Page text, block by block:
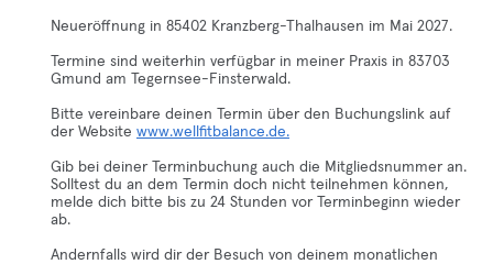
Neueröffnung in 85402 Kranzberg-Thalhausen im Mai 2027.
Termine sind weiterhin verfügbar in meiner Praxis in 83703
Gmund am Tegernsee-Finsterwald.
Bitte vereinbare deinen Termin über den Buchungslink auf
der Website www.wellfitbalance.de.
Gib bei deiner Terminbuchung auch die Mitgliedsnummer an.
Solltest du an dem Termin doch nicht teilnehmen können,
melde dich bitte bis zu 24 Stunden vor Terminbeginn wieder
ab.
Andernfalls wird dir der Besuch von deinem monatlichen